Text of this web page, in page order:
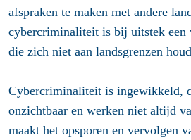
afspraken te maken met andere
cybercriminaliteit is bij uitstek
die zich niet aan landsgrenzen
Cybercriminaliteit is ingewikkeld,
onzichtbaar en werken niet altijd
maakt het opsporen en vervolgen